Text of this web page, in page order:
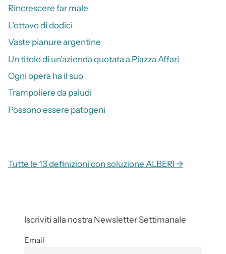
Rincrescere far male
L’ottavo di dodici
Vaste pianure argentine
Un titolo di un’azienda quotata a Piazza Affari
Ogni opera ha il suo
Trampoliere da paludi
Possono essere patogeni
Tutte le 13 definizioni con soluzione ALBERI →
Iscriviti alla nostra Newsletter Settimanale
Email